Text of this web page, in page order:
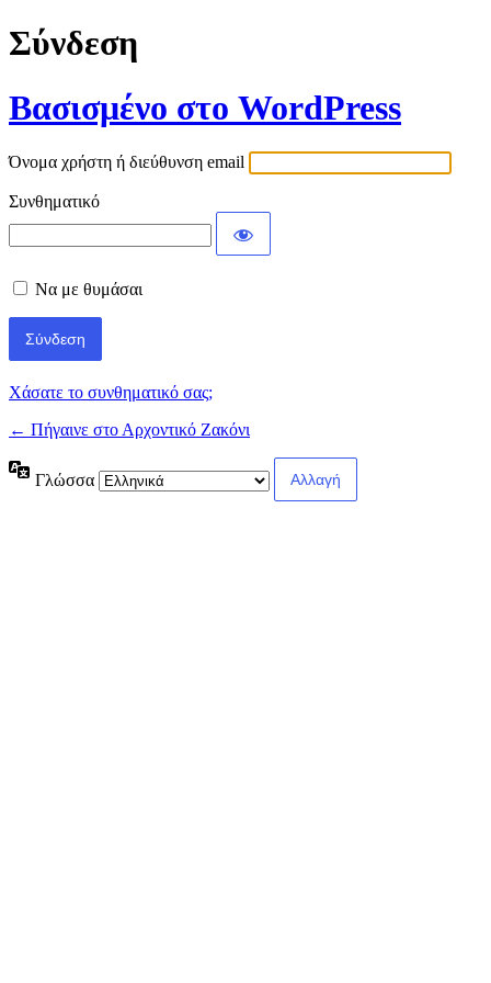
Σύνδεση
Βασισμένο στο WordPress
Όνομα χρήστη ή διεύθυνση email
Συνθηματικό
Να με θυμάσαι
Χάσατε το συνθηματικό σας;
← Πήγαινε στο Αρχοντικό Ζακόνι
Γλώσσα